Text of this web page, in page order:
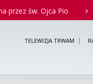
Ojca Pio Modlitwa
TELEWIZJA TRWAM